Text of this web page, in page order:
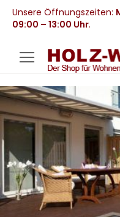
Unsere Öffnungszeiten:
09:00 – 13:00 Uhr.